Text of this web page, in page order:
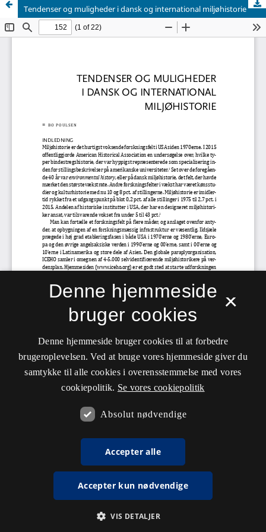
Tendenser og muligheder i dansk og international miljøhistorie
×
Denne hjemmeside
bruger cookies
Denne hjemmeside bruger cookies til at forbedre
brugeroplevelsen. Ved at bruge vores hjemmeside giver du
samtykke til alle cookies i overensstemmelse med vores
cookiepolitik. Se vores cookiepolitik
Absolut nødvendige
Accepter alle
Accepter kun nødvendige
VIS DETALJER